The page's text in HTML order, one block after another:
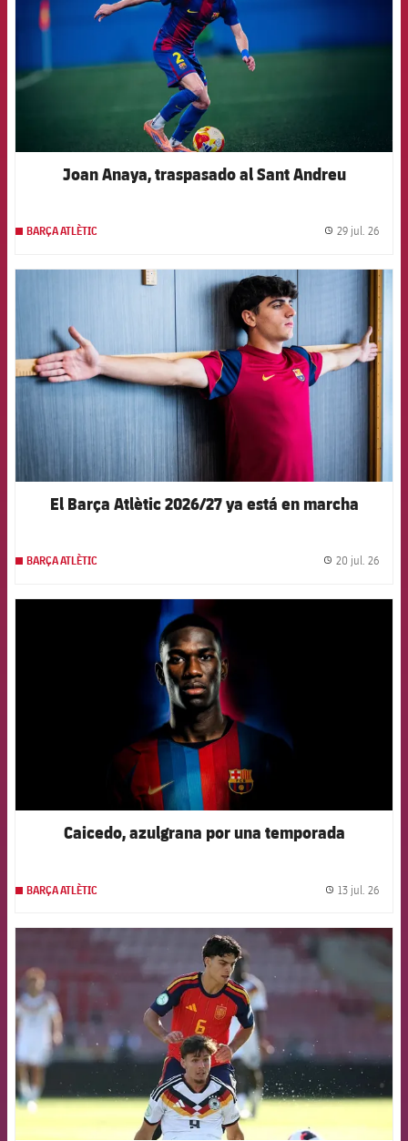
Joan Anaya, traspasado al Sant Andreu
BARÇA ATLÈTIC 29 jul. 26
FCB Barcelona badge
El Barça Atlètic 2026/27 ya está en marcha
BARÇA ATLÈTIC 20 jul. 26
Caicedo, azulgrana por una temporada
BARÇA ATLÈTIC 13 jul. 26
FCB Barcelona badge